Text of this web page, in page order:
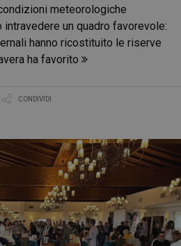
meteorologiche
un quadro favorevole:
hanno ricostituito le riserve
ha favorito
CONDIVIDI